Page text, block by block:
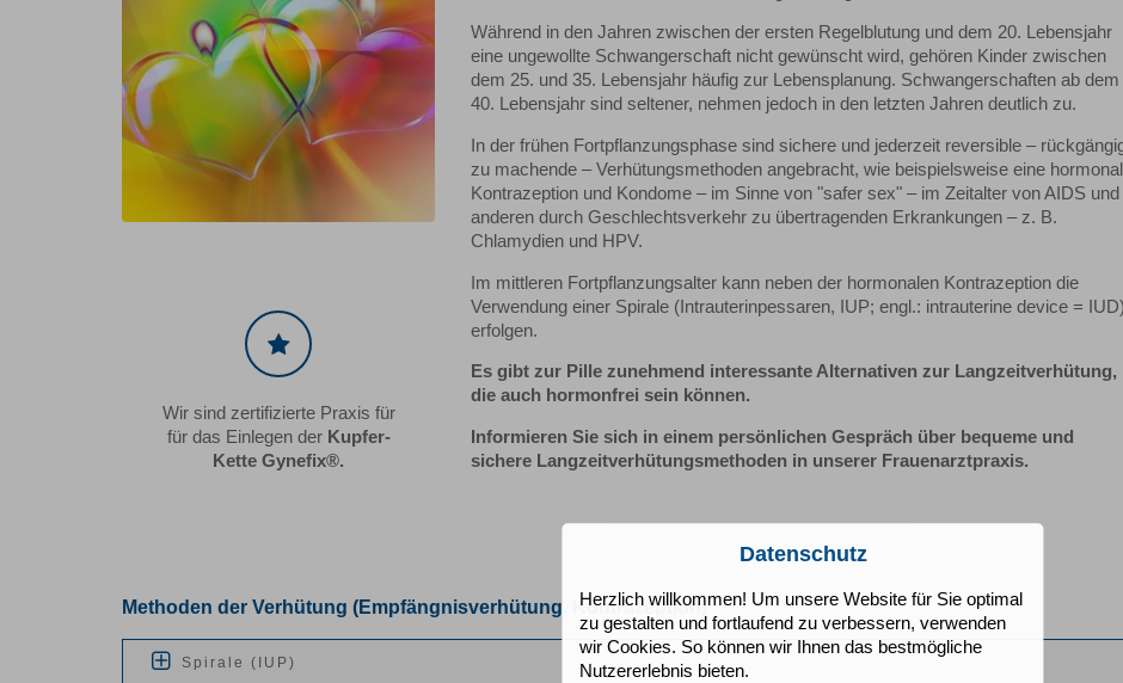
Wir sind zertifizierte Praxis für
für das Einlegen der Kupfer-
Kette Gynefix®.
Während in den Jahren zwischen der ersten Regelblutung und dem 20. Lebensjahr
eine ungewollte Schwangerschaft nicht gewünscht wird, gehören Kinder zwischen
dem 25. und 35. Lebensjahr häufig zur Lebensplanung. Schwangerschaften ab dem
40. Lebensjahr sind seltener, nehmen jedoch in den letzten Jahren deutlich zu.
In der frühen Fortpflanzungsphase sind sichere und jederzeit reversible –
zu machende – Verhütungsmethoden angebracht, wie beispielsweise eine
Kontrazeption und Kondome – im Sinne von "safer sex" – im Zeitalter von AIDS und
anderen durch Geschlechtsverkehr zu übertragenden Erkrankungen – z. B.
Chlamydien und HPV.
Im mittleren Fortpflanzungsalter kann neben der hormonalen Kontrazeption die
Verwendung einer Spirale (Intrauterinpessaren, IUP; engl.: intrauterine device = IUD)
erfolgen.
Es gibt zur Pille zunehmend interessante Alternativen zur Langzeitverhütung,
die auch hormonfrei sein können.
Informieren Sie sich in einem persönlichen Gespräch über bequeme und
sichere Langzeitverhütungsmethoden in unserer Frauenarztpraxis.
Methoden der Verhütung (Empfängnisverhütung, Kontrazeption)
Spirale (IUP)
Datenschutz
Herzlich willkommen! Um unsere Website für Sie optimal
zu gestalten und fortlaufend zu verbessern, verwenden
wir Cookies. So können wir Ihnen das bestmögliche
Nutzererlebnis bieten.